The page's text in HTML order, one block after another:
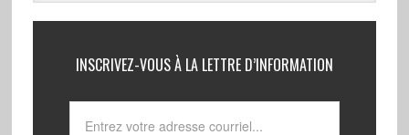
INSCRIVEZ-VOUS À LA LETTRE D’INFORMATION